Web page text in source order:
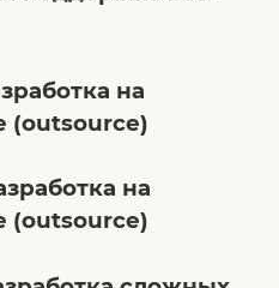
на
(outsource)
на
(outsource)